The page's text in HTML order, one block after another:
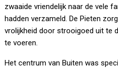
zwaaide vriendelijk naar de vele
hadden verzameld. De Pieten
vrolijkheid door strooigoed uit te
te voeren.
Het centrum van Buiten was